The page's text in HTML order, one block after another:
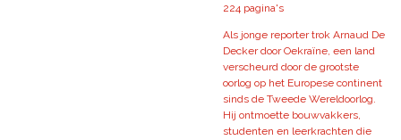
224 pagina's
Als jonge reporter trok Arnaud De
Decker door Oekraïne, een land
verscheurd door de grootste
oorlog op het Europese continent
sinds de Tweede Wereldoorlog.
Hij ontmoette bouwvakkers,
studenten en leerkrachten die